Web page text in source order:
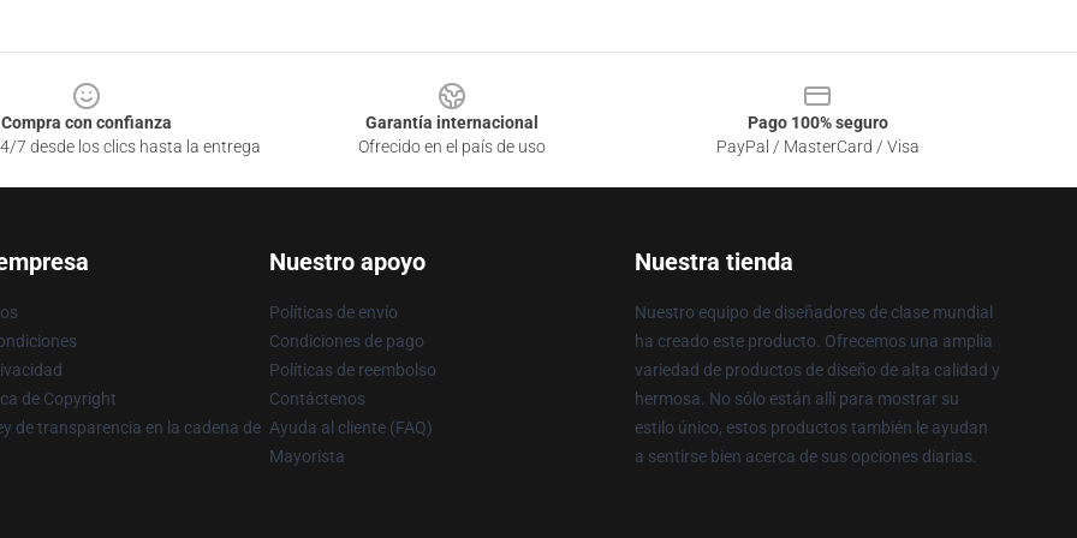
Compra con confianza
7 desde los clics hasta la entrega
Garantía internacional
Ofrecido en el país de uso
Pago 100% seguro
PayPal / MasterCard / Visa
de Copyright
de transparencia en la cadena de
Nuestro apoyo
Políticas de envío
Condiciones de pago
Políticas de reembolso
Contáctenos
Ayuda al cliente (FAQ)
Mayorista
Nuestra tienda
Nuestro equipo de diseñadores de clase mundial
ha creado este producto. Ofrecemos una amplia
variedad de productos de diseño de alta calidad y
hermosa. No sólo están allí para mostrar su
estilo único, estos productos también le ayudan
a sentirse bien acerca de sus opciones diarias.